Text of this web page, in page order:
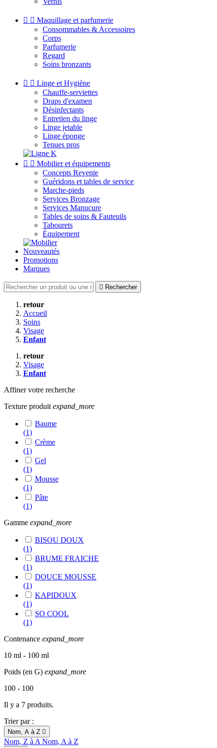
  Maquillage et parfumerie
Consommables & Accessoires
Corps
Parfumerie
Regard
Soins bronzants
  Linge et Hygiène
Chauffe-serviettes
Draps d'examen
Désinfectants
Entretien du linge
Linge jetable
Linge éponge
Tenues pros
  Mobilier et équipements
Concepts Revente
Guéridons et tables de service
Marche-pieds
Services Bronzage
Services Manucure
Tables de soins & Fauteuils
Tabourets
Équipement
Nouveautés
Promotions
Marques
 Rechercher
retour
Accueil
Soins
Visage
Enfant
retour
Visage
Enfant
Affiner votre recherche
Texture produit expand_more
Baume
(1)
Crème
(1)
Gel
(1)
Mousse
(1)
Pâte
(1)
Gamme expand_more
BISOU DOUX
(1)
BRUME FRAICHE
(1)
DOUCE MOUSSE
(1)
KAPIDOUX
(1)
SO COOL
(1)
Contenance expand_more
10 ml - 100 ml
Poids (en G) expand_more
100 - 100
Il y a 7 produits.
Trier par :
Nom, A à Z 
Nom, Z à A Nom, A à Z